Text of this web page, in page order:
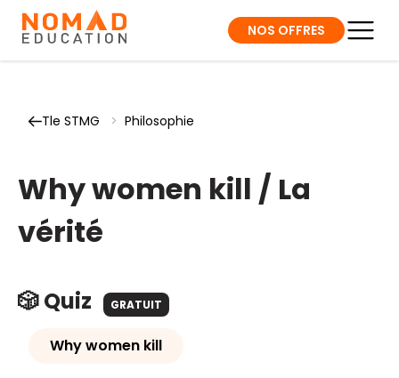
NOS OFFRES
Tle STMG > Philosophie
Why women kill / La
vérité
🎲 Quiz GRATUIT
Why women kill